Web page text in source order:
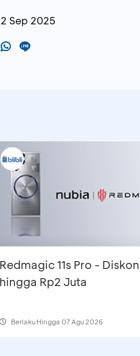
Sep 2025
Redmagic 11s Pro - Diskon
hingga Rp2 Juta
Berlaku Hingga 07 Agu 2026